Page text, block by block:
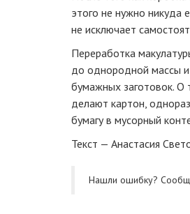
этого не нужно никуда
не исключает
Переработка
до однородной массы и
бумажных заготовок. О
делают картон,
бумагу в мусорный
Текст — Анастасия
Нашли ошибку?